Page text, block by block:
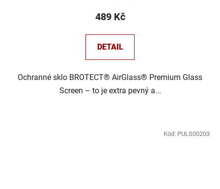
489 Kč
DETAIL
Ochranné sklo BROTECT® AirGlass® Premium Glass
Screen – to je extra pevný a...
Kód: PULS00203